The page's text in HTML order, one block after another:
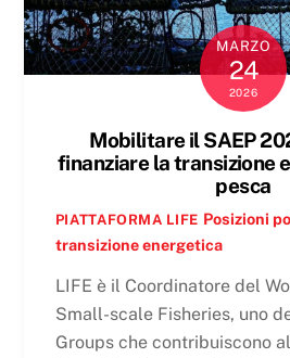
MARZO
24
2026
Mobilitare il SAEP
finanziare la transizione
pesca
PIATTAFORMA LIFE Posizioni
transizione energetica
LIFE è il Coordinatore del
Small-scale Fisheries, uno
Groups che contribuiscono